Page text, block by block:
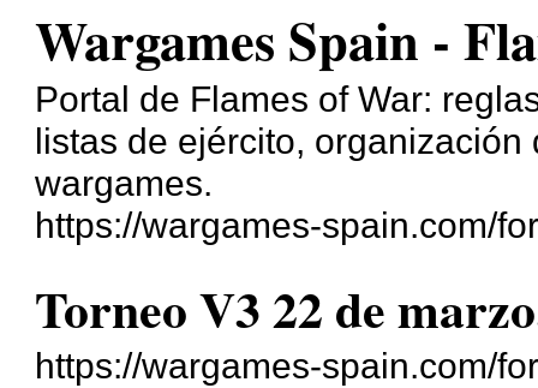
Wargames Spain -
Portal de Flames of War:
listas de ejército,
wargames.
https://wargames-spain.com/
Torneo V3 22 de
https://wargames-spain.com/